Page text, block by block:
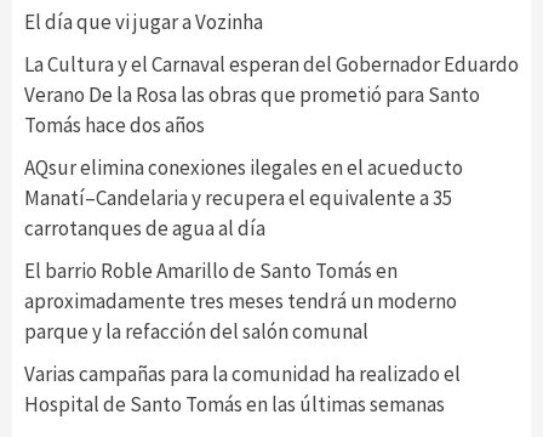
El día que vi jugar a Vozinha
La Cultura y el Carnaval esperan del Gobernador Eduardo
Verano De la Rosa las obras que prometió para Santo
Tomás hace dos años
AQsur elimina conexiones ilegales en el acueducto
Manatí–Candelaria y recupera el equivalente a 35
carrotanques de agua al día
El barrio Roble Amarillo de Santo Tomás en
aproximadamente tres meses tendrá un moderno
parque y la refacción del salón comunal
Varias campañas para la comunidad ha realizado el
Hospital de Santo Tomás en las últimas semanas